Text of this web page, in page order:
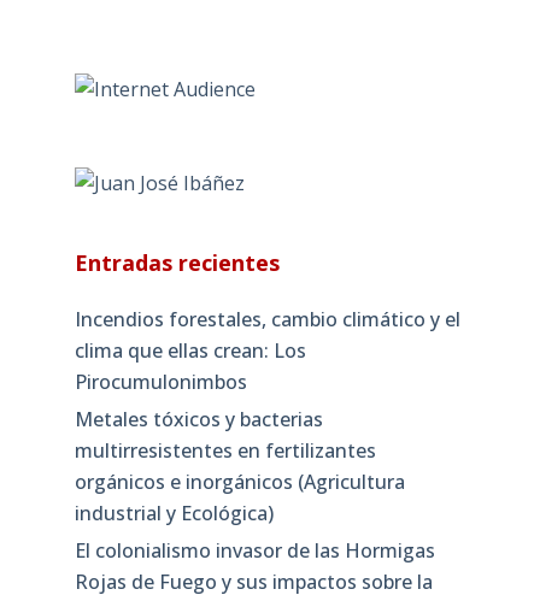
Entradas recientes
Incendios forestales, cambio climático y el
clima que ellas crean: Los
Pirocumulonimbos
Metales tóxicos y bacterias
multirresistentes en fertilizantes
orgánicos e inorgánicos (Agricultura
industrial y Ecológica)
El colonialismo invasor de las Hormigas
Rojas de Fuego y sus impactos sobre la